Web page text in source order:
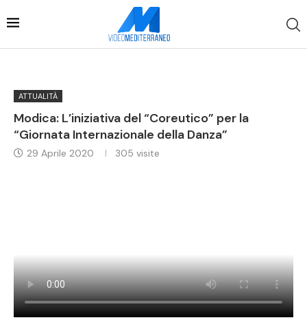
ATTUALITÀ
Modica: L’iniziativa del “Coreutico” per la
“Giornata Internazionale della Danza”
29 Aprile 2020 305 visite